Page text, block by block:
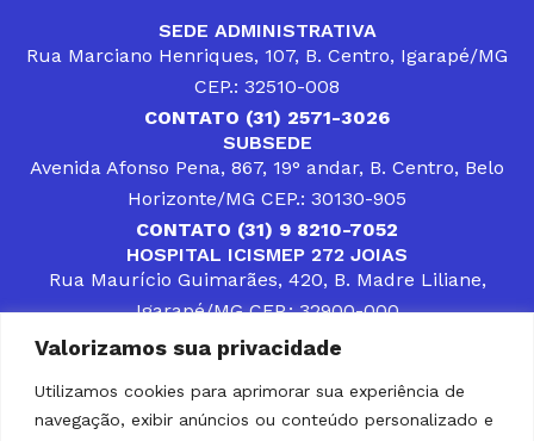
Valorizamos sua privacidade
Utilizamos cookies para aprimorar sua experiência de
navegação, exibir anúncios ou conteúdo personalizado e
SEDE ADMINISTRATIVA
Rua Marciano Henriques, 107, B. Centro, Igarapé/MG
CEP.: 32510-008
CONTATO (31) 2571-3026
SUBSEDE
Avenida Afonso Pena, 867, 19° andar, B. Centro, Belo
Horizonte/MG CEP.: 30130-905
CONTATO (31) 9 8210-7052
HOSPITAL ICISMEP 272 JOIAS
Rua Maurício Guimarães, 420, B. Madre Liliane,
Igarapé/MG CEP.: 32900-000
CONTATOS (31) 3512-4400 ou (31) 9 8309-8660
DESENVOLVER SOLUÇÕES, AÇÕES E SERVIÇOS
PÚBLICOS QUE COMPLEMENTEM A ASSISTÊNCIA À
POPULAÇÃO DA REGIÃO EM QUE ATUA, SENDO
PARCEIRO DOS MUNICÍPIOS CONSORCIADOS NA